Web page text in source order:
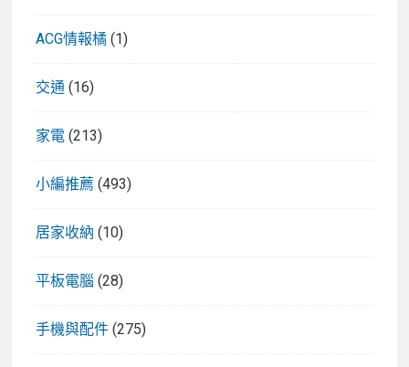
ACG情報橘 (1)
交通 (16)
家電 (213)
小編推薦 (493)
居家收納 (10)
平板電腦 (28)
手機與配件 (275)